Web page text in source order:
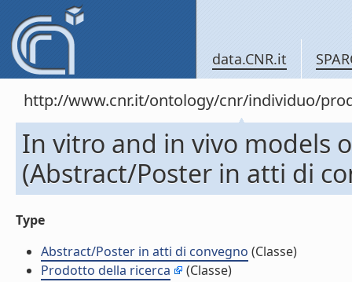
data.CNR.it
http://www.cnr.it/ontology/cnr/individuo/
In vitro and in vivo models
(Abstract/Poster in atti di
Type
Abstract/Poster in atti di convegno (Classe)
Prodotto della ricerca
(Classe)